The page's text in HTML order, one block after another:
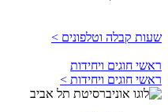
שעות קבלה וטלפונים >
ראשי חוגים ויחידות
ראשי חוגים ויחידות >